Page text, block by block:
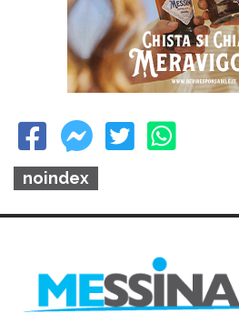
noindex